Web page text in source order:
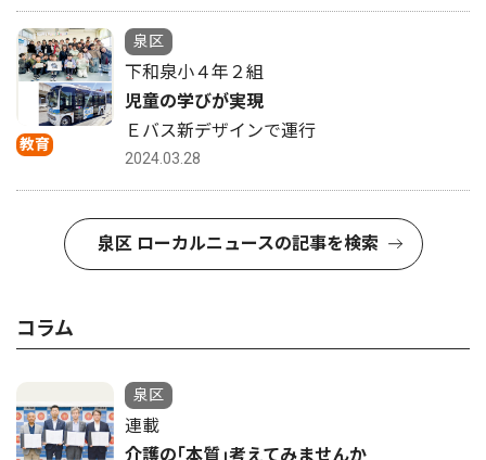
教育
泉区
下和泉小４年２組
児童の学びが実現
Ｅバス新デザインで運行
2024.03.28
泉区 ローカルニュースの記事を検索
コラム
泉区
連載
介護の｢本質｣考えてみませんか